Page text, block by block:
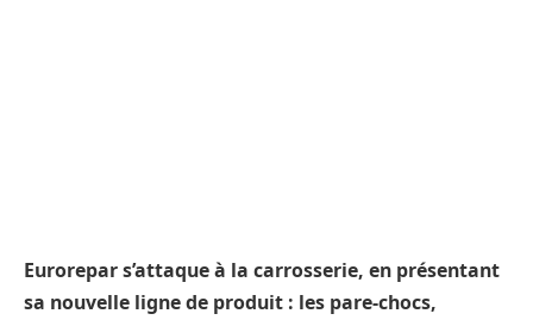
Eurorepar s’attaque à la carrosserie, en présentant
sa nouvelle ligne de produit : les pare-chocs,